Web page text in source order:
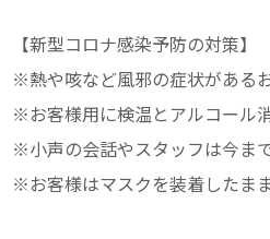
【新型コロナ感染予防の対策】
※熱や咳など風邪の症状がある
※お客様用に検温とアルコール
※小声の会話やスタッフは今ま
※お客様はマスクを装着したま